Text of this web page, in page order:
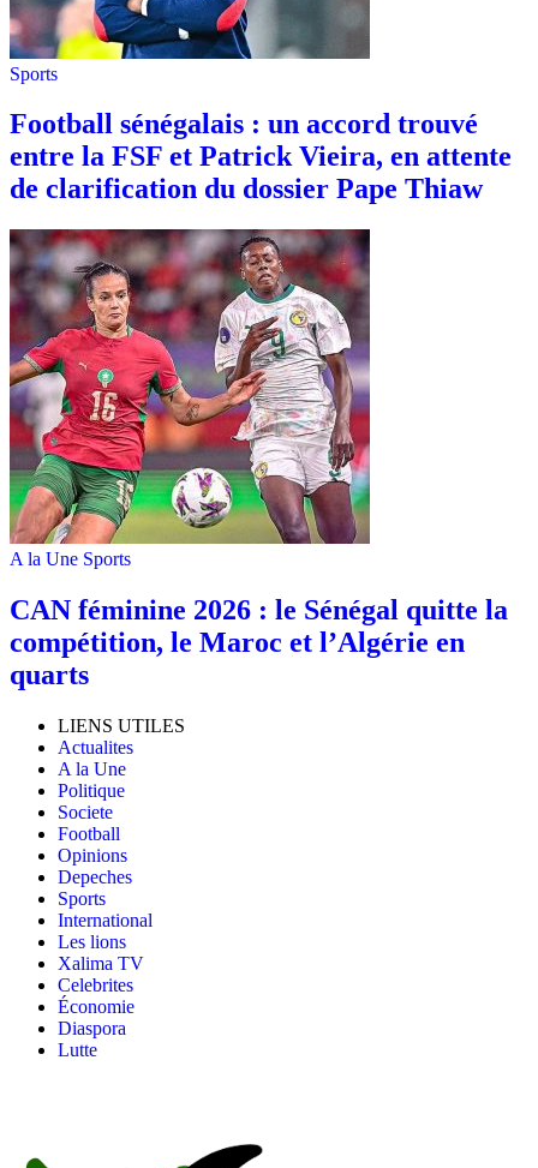
Sports
Football sénégalais : un accord trouvé
entre la FSF et Patrick Vieira, en attente
de clarification du dossier Pape Thiaw
A la Une Sports
‎CAN féminine 2026 : le Sénégal quitte la
compétition, le Maroc et l’Algérie en
quarts
LIENS UTILES
Actualites
A la Une
Politique
Societe
Football
Opinions
Depeches
Sports
International
Les lions
Xalima TV
Celebrites
Économie
Diaspora
Lutte